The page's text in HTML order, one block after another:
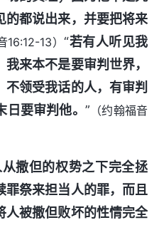
的都说出来，并要把将来
16:12-13）“若有人听见我
来本不是要审判世界，
领受我话的人，有审判
要审判他。 ” （约翰福音
撒但的权势之下完全拯
祭来担当人的罪，而且
人被撒但败坏的性情完全